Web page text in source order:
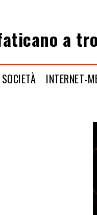
a
SOCIETÀ INTERNET-